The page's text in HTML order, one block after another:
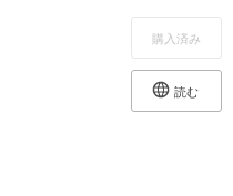
購入済み
読む